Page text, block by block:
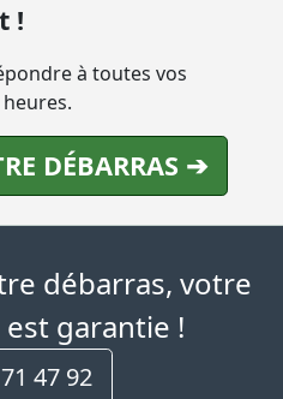
!
à toutes vos
DÉBARRAS ➔
débarras, votre
garantie !
47 92